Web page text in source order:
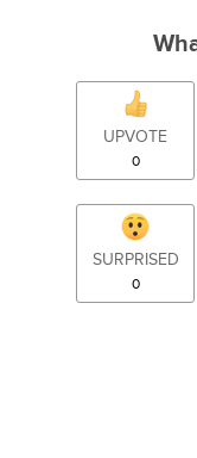
UPVOTE
0
SURPRISED
0